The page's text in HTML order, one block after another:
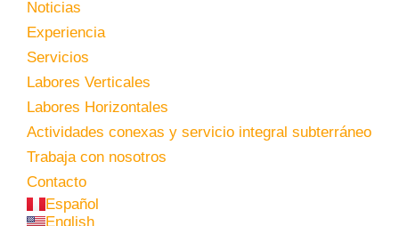
Noticias
Experiencia
Servicios
Labores Verticales
Labores Horizontales
Actividades conexas y servicio integral subterráneo
Trabaja con nosotros
Contacto
Español
English